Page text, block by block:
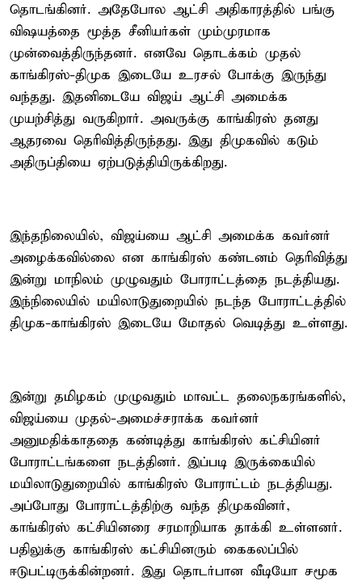
தொடங்கினர். அதேபோல ஆட்சி அதிகாரத்தில் பங்கு
விஷயத்தை மூத்த சீனியர்கள் மும்முரமாக
முன்வைத்திருந்தனர். எனவே தொடக்கம் முதல்
காங்கிரஸ்-திமுக இடையே உரசல் போக்கு இருந்து
வந்தது. இதனிடையே விஜய் ஆட்சி அமைக்க
முயற்சித்து வருகிறார். அவருக்கு காங்கிரஸ் தனது
ஆதரவை தெரிவித்திருந்தது. இது திமுகவில் கடும்
அதிருப்தியை ஏற்படுத்தியிருக்கிறது.
இந்தநிலையில், விஜய்யை ஆட்சி அமைக்க கவர்னர்
அழைக்கவில்லை என காங்கிரஸ் கண்டனம் தெரிவித்து
இன்று மாநிலம் முழுவதும் போராட்டத்தை நடத்தியது.
இந்நிலையில் மயிலாடுதுறையில் நடந்த போராட்டத்தில்
திமுக-காங்கிரஸ் இடையே மோதல் வெடித்து உள்ளது.
இன்று தமிழகம் முழுவதும் மாவட்ட தலைநகரங்களில்,
விஜய்யை முதல்-அமைச்சராக்க கவர்னர்
அனுமதிக்காததை கண்டித்து காங்கிரஸ் கட்சியினர்
போராட்டங்களை நடத்தினர். இப்படி இருக்கையில்
மயிலாடுதுறையில் காங்கிரஸ் போராட்டம் நடத்தியது.
அப்போது போராட்டத்திற்கு வந்த திமுகவினர்,
காங்கிரஸ் கட்சியினரை சரமாறியாக தாக்கி உள்ளனர்.
பதிலுக்கு காங்கிரஸ் கட்சியினரும் கைகலப்பில்
ஈடுபட்டிருக்கின்றனர். இது தொடர்பான வீடியோ சமூக